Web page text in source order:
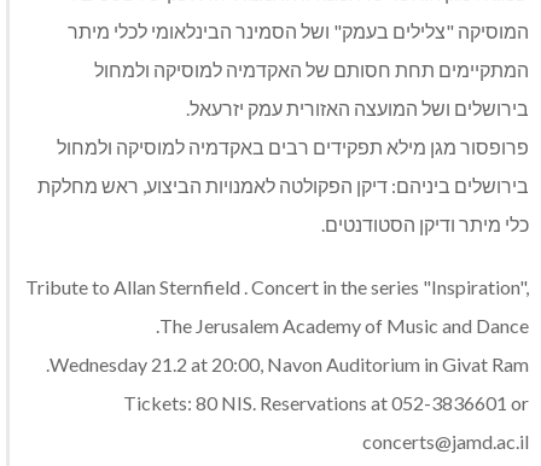
המוסיקה "צלילים בעמק" ושל הסמינר הבינלאומי לכלי מיתר
המתקיימים תחת חסותם של האקדמיה למוסיקה ולמחול
בירושלים ושל המועצה האזורית עמק יזרעאל.
פרופסור מגן מילא תפקידים רבים באקדמיה למוסיקה ולמחול
בירושלים ביניהם: דיקן הפקולטה לאמנויות הביצוע, ראש מחלקת
כלי מיתר ודיקן הסטודנטים.
Tribute to Allan Sternfield . Concert in the series "Inspiration",
The Jerusalem Academy of Music and Dance.
Wednesday 21.2 at 20:00, Navon Auditorium in Givat Ram.
Tickets: 80 NIS. Reservations at 052-3836601 or
concerts@jamd.ac.il